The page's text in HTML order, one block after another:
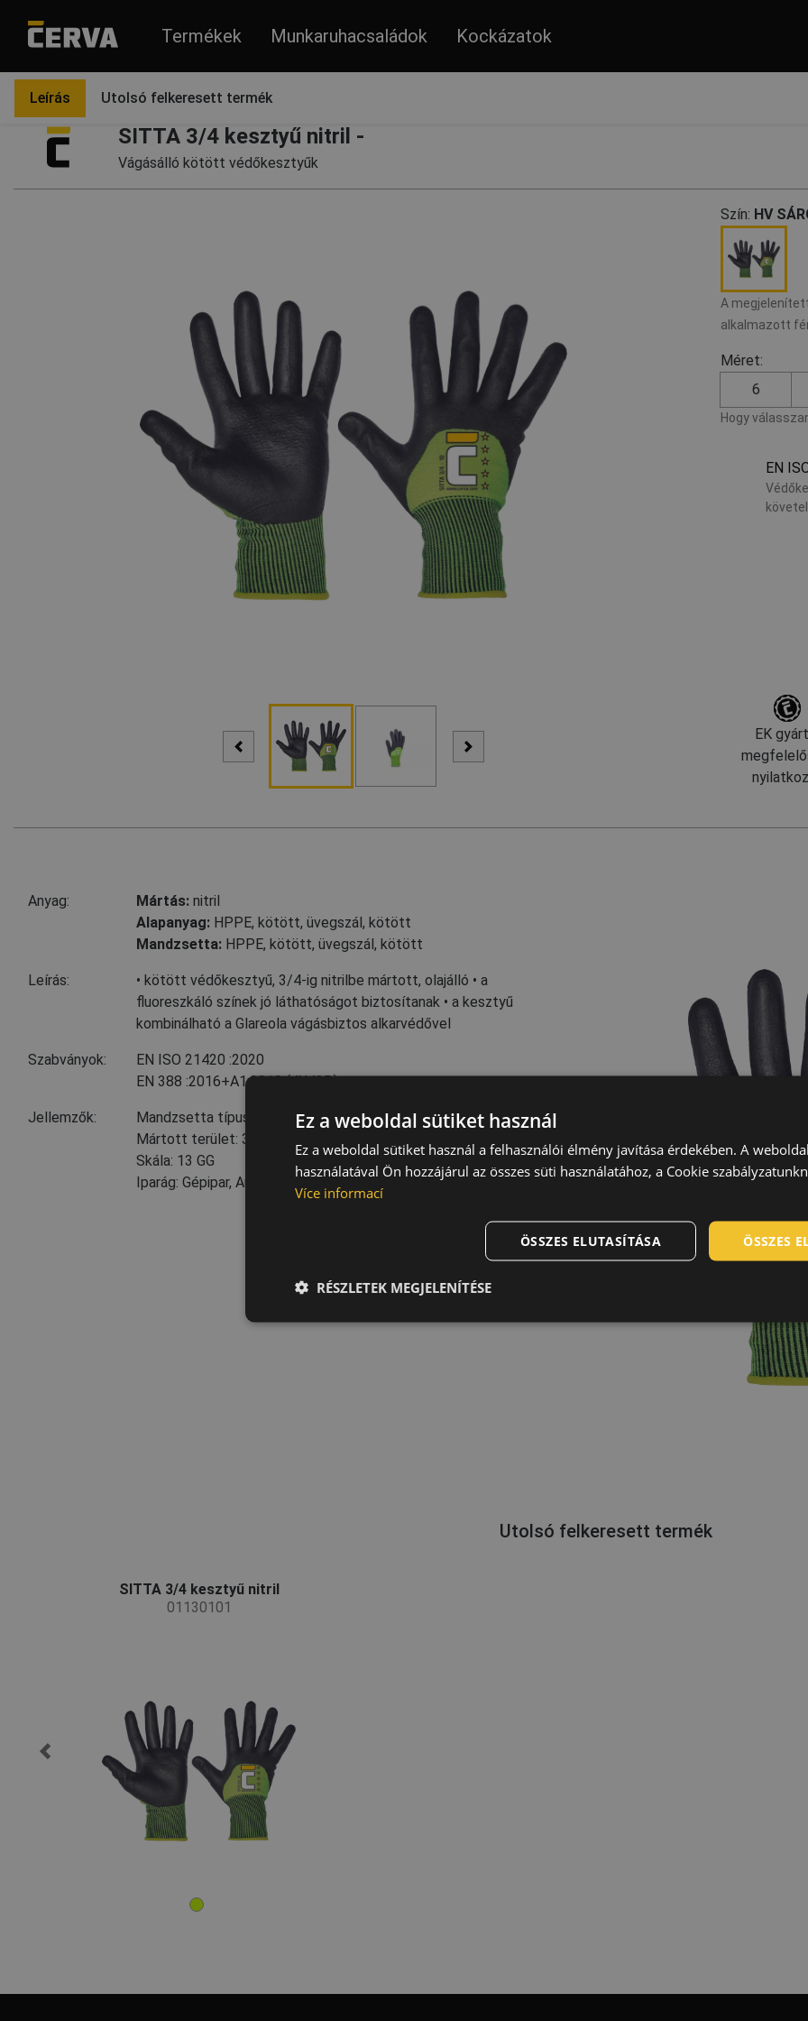
Termékek Munkaruhacsaládok Kockázatok
SITTA 3/4 kesztyű nitril -
Vágásálló kötött védőkesztyűk
Szín: HV
A
alkalmazott
Méret:
6
Hogy
EN
EK
Leírás Utolsó felkeresett termék
Anyag: Mártás: nitril
Alapanyag: HPPE, kötött, üvegszál, kötött
Mandzsetta: HPPE, kötött, üvegszál, kötött
Leírás:
• kötött védőkesztyű, 3/4-ig nitrilbe mártott, olajálló • a
fluoreszkáló színek jó láthatóságot biztosítanak • a kesztyű
kombinálható a Glareola vágásbiztos alkarvédővel
Szabványok: EN ISO 21420 :2020
EN 388 :2016+A1:2018 (4X43D)
Jellemzők:
Mandzsetta típusa: knitwrist
Mártott terület: 3/4
Skála: 13 GG
Iparág: Gépipar, Autóipar, Szállítás és logisztika
Utolsó felkeresett termék
SITTA 3/4 kesztyű nitril
01130101
Ez a weboldal sütiket használ
Ez a weboldal sütiket használ a felhasználói élmény javítása érdekében. A
használatával Ön hozzájárul az összes süti használatához, a Cookie
Více informací
ÖSSZES
ÖSSZES ELUTASÍTÁSA
RÉSZLETEK MEGJELENÍTÉSE